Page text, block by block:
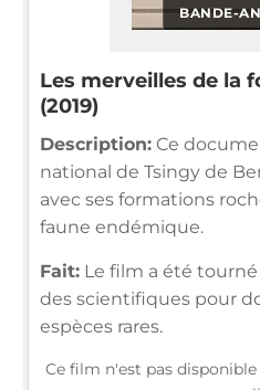
BANDE-
Les merveilles de la
(2019)
Description: Ce
national de Tsingy de
avec ses formations
faune endémique.
Fait: Le film a été
des scientifiques pour
espèces rares.
Ce film n'est pas